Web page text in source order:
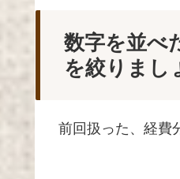
数字を並べ
を絞りまし
前回扱った、経費